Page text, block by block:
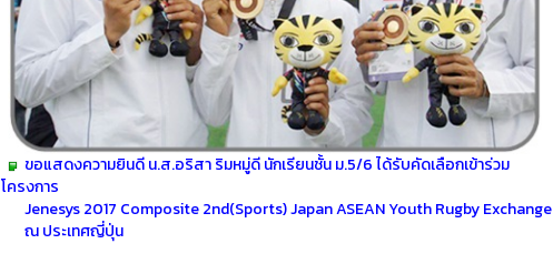
ขอแสดงความยินดี น.ส.อริสา ริมหมู่ดี นักเรียนชั้น ม.5/6 ได้รับคัดเลือกเข้าร่วม
โครงการ
Jenesys 2017 Composite 2nd(Sports) Japan ASEAN Youth Rugby Exchange
ณ ประเทศญี่ปุ่น